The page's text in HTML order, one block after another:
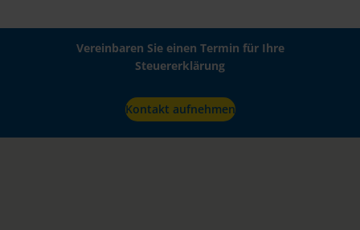
Vereinbaren Sie einen Termin für Ihre
Steuererklärung
Kontakt aufnehmen